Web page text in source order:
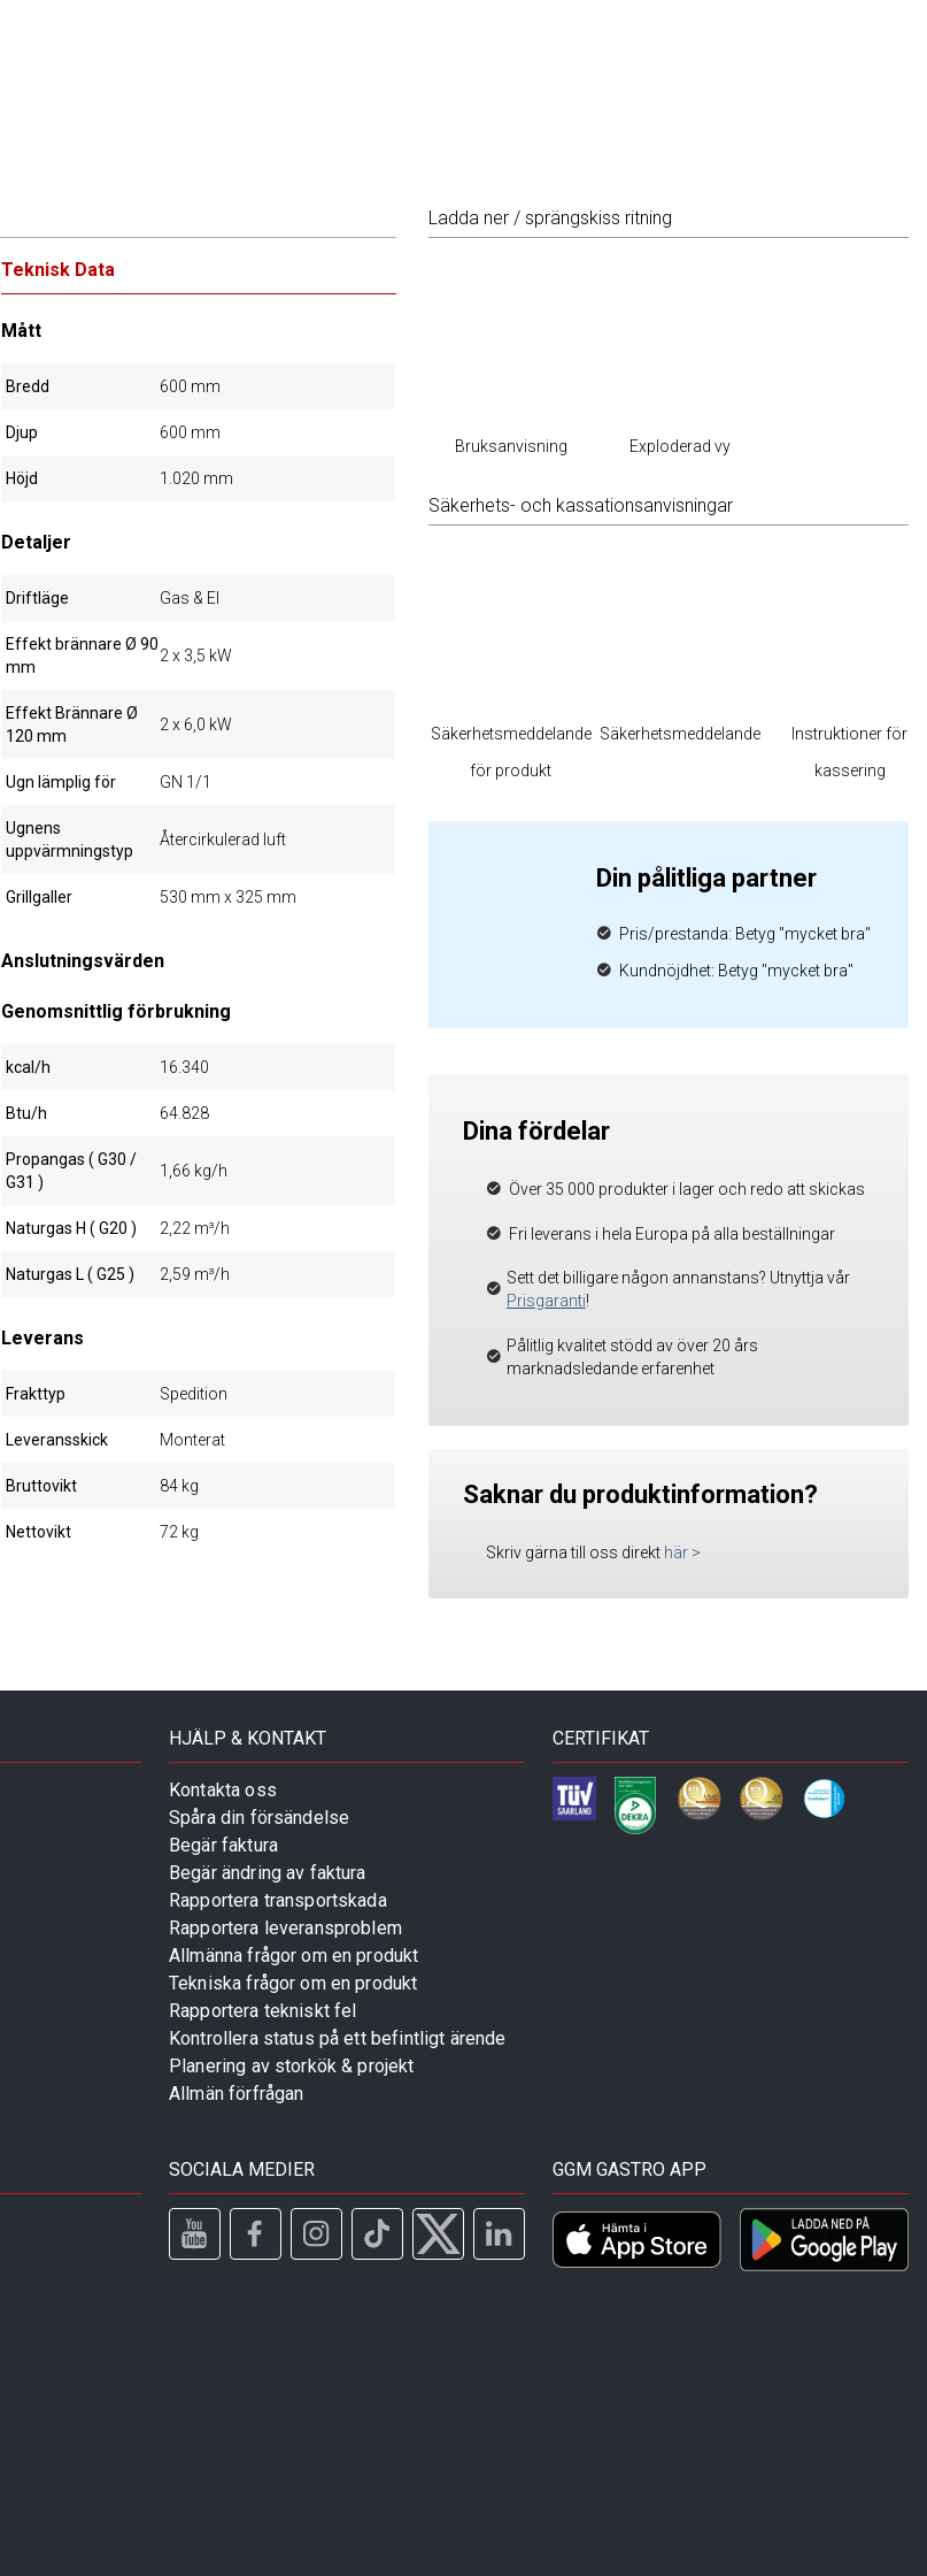
Teknisk Data
Mått
Bredd 600 mm
Djup 600 mm
Höjd 1.020 mm
Detaljer
Driftläge Gas & El
Effekt brännare Ø 90
mm
2 x 3,5 kW
Effekt Brännare Ø
120 mm
2 x 6,0 kW
Ugn lämplig för GN 1/1
Ugnens
uppvärmningstyp
Återcirkulerad luft
Grillgaller 530 mm x 325 mm
Anslutningsvärden
Genomsnittlig förbrukning
kcal/h 16.340
Btu/h 64.828
Propangas ( G30 /
G31 )
1,66 kg/h
Naturgas H ( G20 ) 2,22 m³/h
Naturgas L ( G25 ) 2,59 m³/h
Leverans
Frakttyp Spedition
Leveransskick Monterat
Bruttovikt 84 kg
Nettovikt 72 kg
Ladda ner / sprängskiss ritning
Bruksanvisning Exploderad vy
Säkerhets- och kassationsanvisningar
Säkerhetsmeddelande
för produkt
Säkerhetsmeddelande
Instruktioner för
kassering
Din pålitliga partner
Pris/prestanda: Betyg "mycket bra"
Kundnöjdhet: Betyg "mycket bra"
Dina fördelar
Över 35 000 produkter i lager och redo att skickas
Fri leverans i hela Europa på alla beställningar
Sett det billigare någon annanstans? Utnyttja vår
Prisgaranti!
Pålitlig kvalitet stödd av över 20 års
marknadsledande erfarenhet
Saknar du produktinformation?
Skriv gärna till oss direkt här >
HJÄLP & KONTAKT
Kontakta oss
Spåra din försändelse
Begär faktura
Begär ändring av faktura
Rapportera transportskada
Rapportera leveransproblem
Allmänna frågor om en produkt
Tekniska frågor om en produkt
Rapportera tekniskt fel
Kontrollera status på ett befintligt ärende
Planering av storkök & projekt
Allmän förfrågan
CERTIFIKAT
SOCIALA MEDIER GGM GASTRO APP